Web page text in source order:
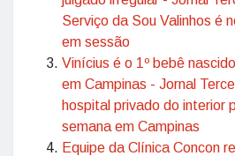
Serviço da Sou Valinhos é
em sessão
Vinícius é o 1º bebê
em Campinas - Jornal
hospital privado do interior
semana em Campinas
Equipe da Clínica Concon